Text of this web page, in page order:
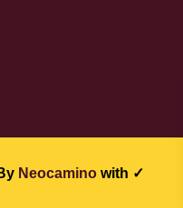
Neocamino with ✓